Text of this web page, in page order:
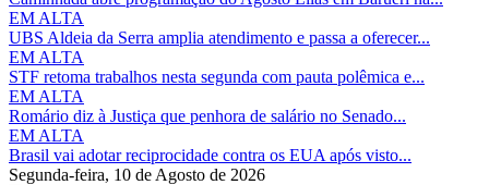
EM ALTA
UBS Aldeia da Serra amplia atendimento e passa a oferecer...
EM ALTA
STF retoma trabalhos nesta segunda com pauta polêmica e...
EM ALTA
Romário diz à Justiça que penhora de salário no Senado...
EM ALTA
Brasil vai adotar reciprocidade contra os EUA após visto...
Segunda-feira, 10 de Agosto de 2026